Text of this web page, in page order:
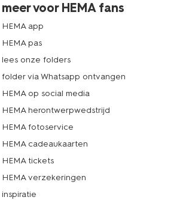
meer voor HEMA fans
HEMA app
HEMA pas
lees onze folders
folder via Whatsapp ontvangen
HEMA op social media
HEMA herontwerpwedstrijd
HEMA fotoservice
HEMA cadeaukaarten
HEMA tickets
HEMA verzekeringen
inspiratie